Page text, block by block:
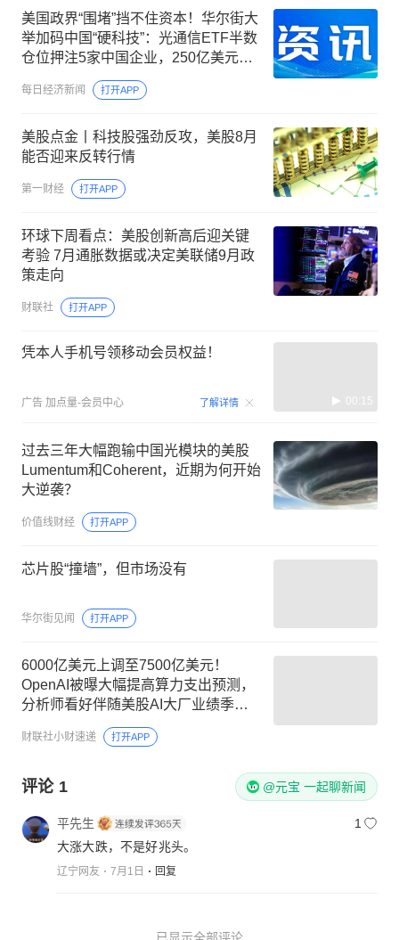
美国政界“围堵”挡不住资本！华尔街大
举加码中国“硬科技”：光通信ETF半数
仓位押注5家中国企业，250亿美元明
星ETF重仓长鑫科技
每日经济新闻 打开APP
美股点金丨科技股强劲反攻，美股8月
能否迎来反转行情
第一财经 打开APP
环球下周看点：美股创新高后迎关键
考验 7月通胀数据或决定美联储9月政
策走向
财联社 打开APP
凭本人手机号领移动会员权益！
广告 加点量-会员中心 了解详情 00:15
过去三年大幅跑输中国光模块的美股
Lumentum和Coherent，近期为何开始
大逆袭？
价值线财经 打开APP
芯片股“撞墙”，但市场没有
华尔街见闻 打开APP
6000亿美元上调至7500亿美元！
OpenAI被曝大幅提高算力支出预测，
分析师看好伴随美股AI大厂业绩季开
启，CSP资本开支与AI收入或将持续
超预期
财联社小财速递 打开APP
评论 1 @元宝 一起聊新闻
平先生
1
大涨大跌，不是好兆头。
辽宁网友 7月1日 回复